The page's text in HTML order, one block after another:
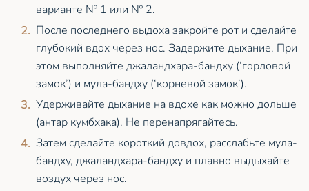
варианте № 1 или № 2.
После последнего выдоха закройте рот и сделайте
глубокий вдох через нос. Задержите дыхание. При
этом выполняйте джаландхара-бандху (‘горловой
замок’) и мула-бандху (‘корневой замок’).
Удерживайте дыхание на вдохе как можно дольше
(антар кумбхака). Не перенапрягайтесь.
Затем сделайте короткий довдох, расслабьте мула-
бандху, джаландхара-бандху и плавно выдыхайте
воздух через нос.